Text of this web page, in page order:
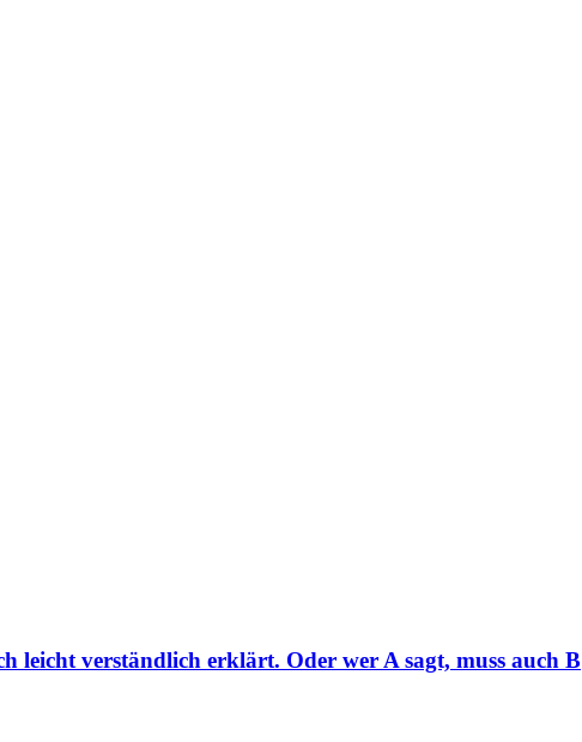
leicht verständlich erklärt. Oder wer A sagt, muss auch B